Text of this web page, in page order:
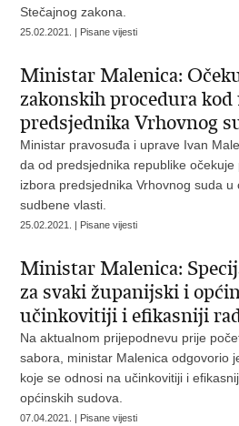
Stečajnog zakona.
25.02.2021. | Pisane vijesti
Ministar Malenica:
zakonskih procedura kod
predsjednika Vrhovnog
Ministar pravosuđa i uprave Ivan
da od predsjednika republike
izbora predsjednika Vrhovnog suda u
sudbene vlasti.
25.02.2021. | Pisane vijesti
Ministar Malenica:
za svaki županijski i
učinkovitiji i efikasniji
Na aktualnom prijepodnevu prije
sabora, ministar Malenica odgovorio
koje se odnosi na učinkovitiji i
općinskih sudova.
07.04.2021. | Pisane vijesti